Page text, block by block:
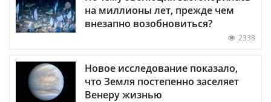
на миллионы лет, прежде чем
внезапно возобновиться?
2338
Новое исследование показало,
что Земля постепенно заселяет
Венеру жизнью